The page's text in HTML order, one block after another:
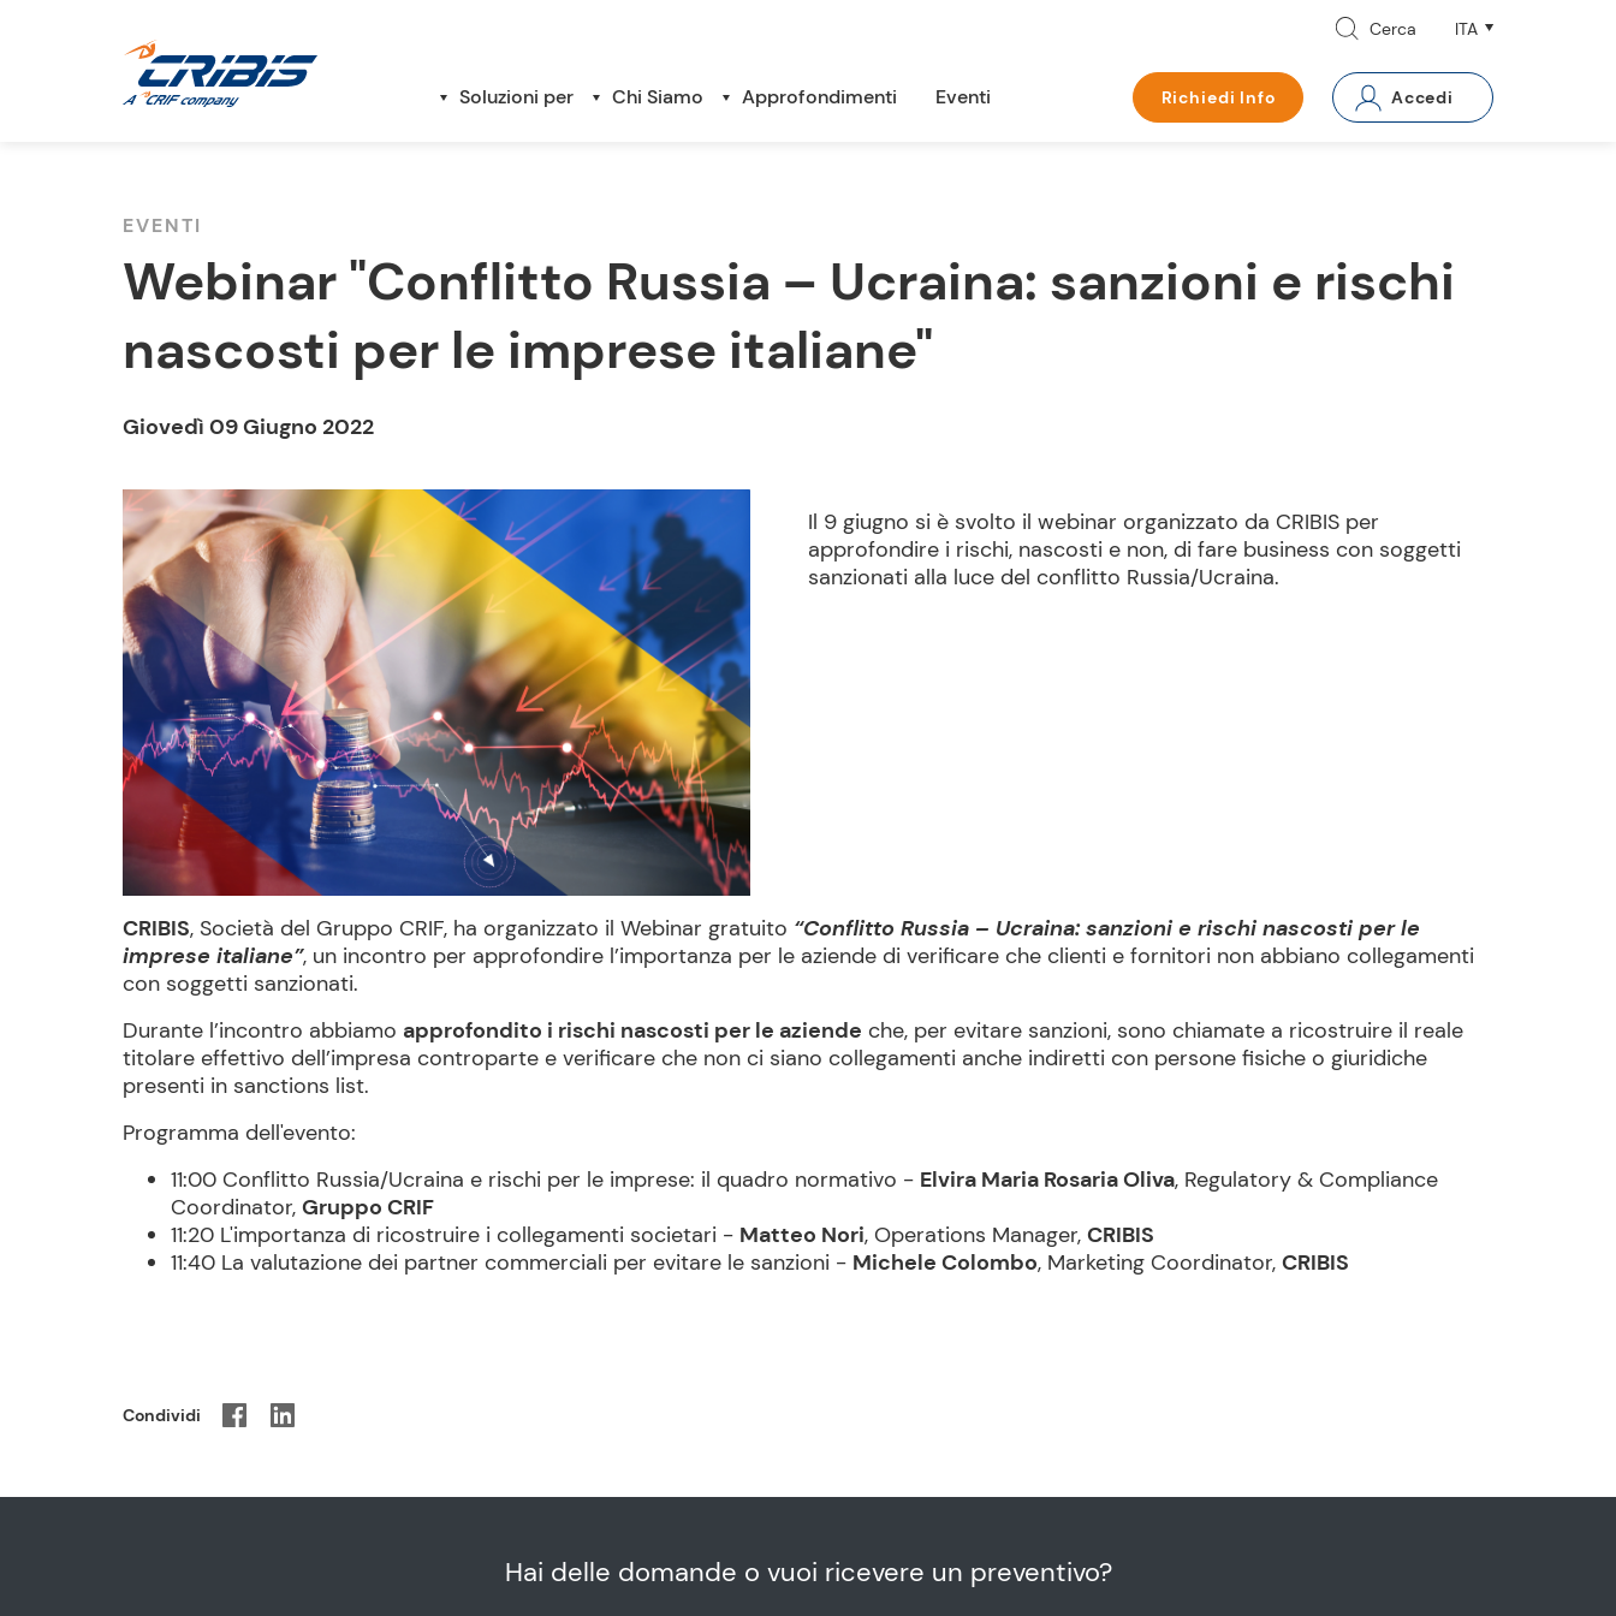
Cerca
Soluzioni per Chi Siamo Approfondimenti Eventi Richiedi Info Accedi
EVENTI
Webinar "Conflitto Russia – Ucraina: sanzioni e rischi
nascosti per le imprese italiane"
Giovedì 09 Giugno 2022
Il 9 giugno si è svolto il webinar organizzato da CRIBIS per
approfondire i rischi, nascosti e non, di fare business con soggetti
sanzionati alla luce del conflitto Russia/Ucraina.
CRIBIS, Società del Gruppo CRIF, ha organizzato il Webinar gratuito “Conflitto Russia – Ucraina: sanzioni e rischi nascosti per le
imprese italiane”, un incontro per approfondire l’importanza per le aziende di verificare che clienti e fornitori non abbiano collegamenti
con soggetti sanzionati.
Durante l’incontro abbiamo approfondito i rischi nascosti per le aziende che, per evitare sanzioni, sono chiamate a ricostruire il reale
titolare effettivo dell’impresa controparte e verificare che non ci siano collegamenti anche indiretti con persone fisiche o giuridiche
presenti in sanctions list.
Programma dell'evento:
11:00 Conflitto Russia/Ucraina e rischi per le imprese: il quadro normativo - Elvira Maria Rosaria Oliva, Regulatory & Compliance
Coordinator, Gruppo CRIF
11:20 L'importanza di ricostruire i collegamenti societari - Matteo Nori, Operations Manager, CRIBIS
11:40 La valutazione dei partner commerciali per evitare le sanzioni - Michele Colombo, Marketing Coordinator, CRIBIS
Condividi
Hai delle domande o vuoi ricevere un preventivo?